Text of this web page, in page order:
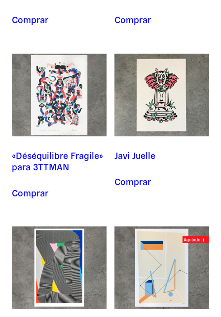
Comprar Comprar
«Déséquilibre Fragile»
para 3TTMAN
Comprar
Javi Juelle
Comprar